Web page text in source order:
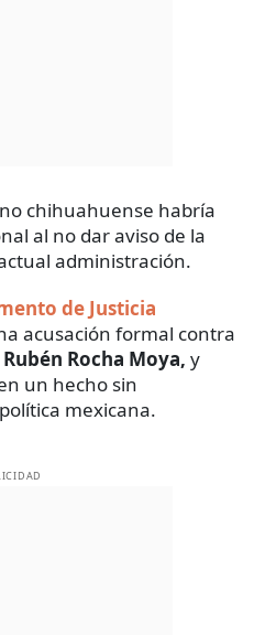
chihuahuense habría
al no dar aviso de la
administración.
de Justicia
acusación formal contra
Rubén Rocha Moya, y
un hecho sin
mexicana.